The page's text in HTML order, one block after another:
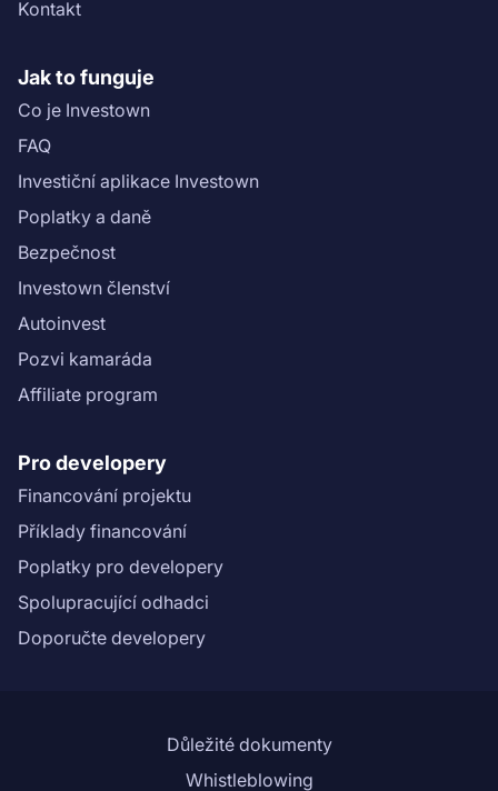
Kontakt
Jak to funguje
Co je Investown
FAQ
Investiční aplikace Investown
Poplatky a daně
Bezpečnost
Investown členství
Autoinvest
Pozvi kamaráda
Affiliate program
Pro developery
Financování projektu
Příklady financování
Poplatky pro developery
Spolupracující odhadci
Doporučte developery
Důležité dokumenty
Whistleblowing